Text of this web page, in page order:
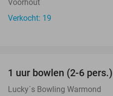
Voorhout
Verkocht: 19
1 uur bowlen (2-6
Lucky´s Bowling Warmond